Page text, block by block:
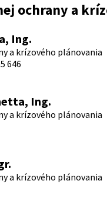
ochrany a
Ing.
a krízového plánovania
646
Ing.
a krízového plánovania
a krízového plánovania